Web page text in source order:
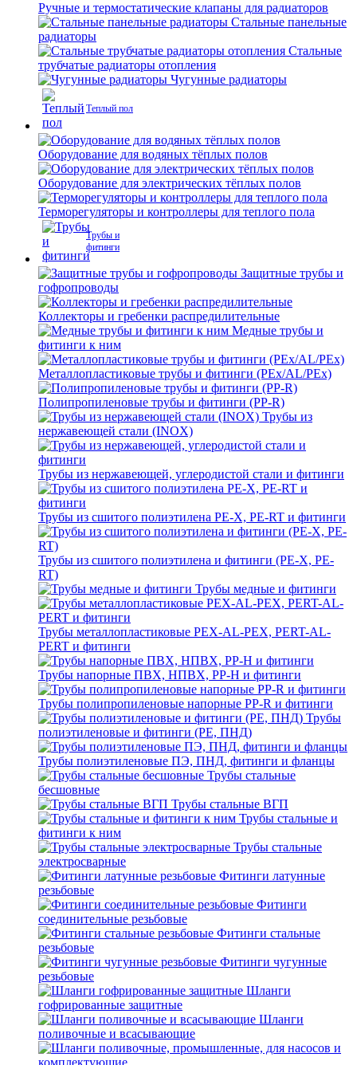
Ручные и термостатические клапаны для радиаторов
Стальные панельные
радиаторы
Стальные
трубчатые радиаторы отопления
Чугунные радиаторы
Теплый пол
Оборудование для водяных тёплых полов
Оборудование для электрических тёплых полов
Терморегуляторы и контроллеры для теплого пола
Трубы и
фитинги
Защитные трубы и
гофропроводы
Коллекторы и гребенки распредилительные
Медные трубы и
фитинги к ним
Металлопластиковые трубы и фитинги (PEx/AL/PEx)
Полипропиленовые трубы и фитинги (PP-R)
Трубы из
нержавеющей стали (INOX)
Трубы из нержавеющей, углеродистой стали и фитинги
Трубы из сшитого полиэтилена PE-X, PE-RT и фитинги
Трубы из сшитого полиэтилена и фитинги (PE-X, PE-
RT)
Трубы медные и фитинги
Трубы металлопластиковые PEX-AL-PEX, PERT-AL-
PERT и фитинги
Трубы напорные ПВХ, НПВХ, PP-H и фитинги
Трубы полипропиленовые напорные PP-R и фитинги
Трубы
полиэтиленовые и фитинги (PE, ПНД)
Трубы полиэтиленовые ПЭ, ПНД, фитинги и фланцы
Трубы стальные
бесшовные
Трубы стальные ВГП
Трубы стальные и
фитинги к ним
Трубы стальные
электросварные
Фитинги латунные
резьбовые
Фитинги
соединительные резьбовые
Фитинги стальные
резьбовые
Фитинги чугунные
резьбовые
Шланги
гофрированные защитные
Шланги
поливочные и всасывающие